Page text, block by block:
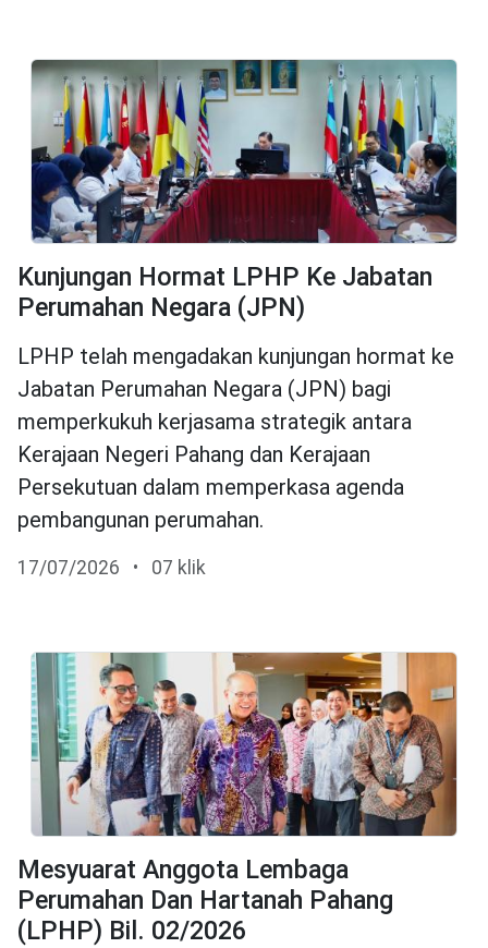
Kunjungan Hormat LPHP Ke Jabatan
Perumahan Negara (JPN)
LPHP telah mengadakan kunjungan hormat ke
Jabatan Perumahan Negara (JPN) bagi
memperkukuh kerjasama strategik antara
Kerajaan Negeri Pahang dan Kerajaan
Persekutuan dalam memperkasa agenda
pembangunan perumahan.
17/07/2026 • 07 klik
Mesyuarat Anggota Lembaga
Perumahan Dan Hartanah Pahang
(LPHP) Bil. 02/2026